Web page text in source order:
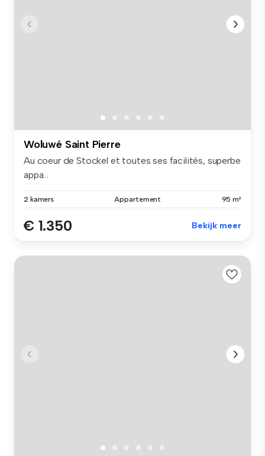
Woluwé Saint Pierre
Au coeur de Stockel et toutes ses facilités, superbe
appa...
2 kamers Appartement 95 m²
€ 1.350 Bekijk meer